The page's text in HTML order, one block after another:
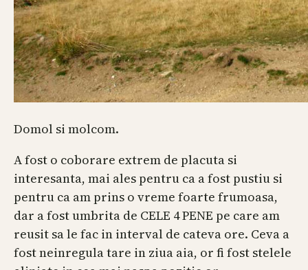
Domol si molcom.
A fost o coborare extrem de placuta si
interesanta, mai ales pentru ca a fost pustiu si
pentru ca am prins o vreme foarte frumoasa,
dar a fost umbrita de CELE 4 PENE pe care am
reusit sa le fac in interval de cateva ore. Ceva a
fost neinregula tare in ziua aia, or fi fost stelele